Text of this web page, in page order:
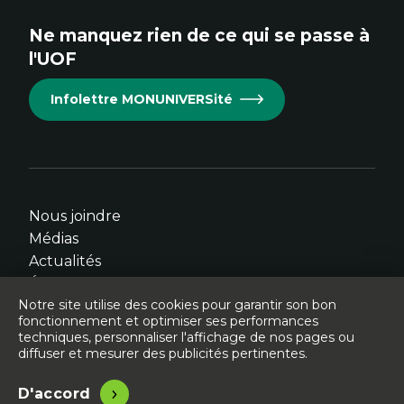
Cet
s'ouvrira
dans
fenêtre.
Cet
s'ouvrira
dans
fenêtre.
Cet
s'ouvrira
dans
fenêtre.
Cet
s'ouvrira
dans
fenêtre.
Cet
s'ouvrira
dans
fenêtre.
Ne manquez rien de ce qui se passe à
l'UOF
Infolettre MONUNIVERSité
Nous joindre
Médias
Actualités
© Université de l'Ontario français - 2026
Site conçu, développé et hébergé par
Notre site utilise des cookies pour garantir son bon
fonctionnement et optimiser ses performances
techniques, personnaliser l'affichage de nos pages ou
diffuser et mesurer des publicités pertinentes.
D'accord